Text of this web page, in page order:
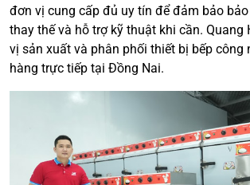
đơn vị cung cấp đủ uy tín để đảm bảo
thay thế và hỗ trợ kỹ thuật khi cần. Quang
vị sản xuất và phân phối thiết bị bếp công
hàng trực tiếp tại Đồng Nai.